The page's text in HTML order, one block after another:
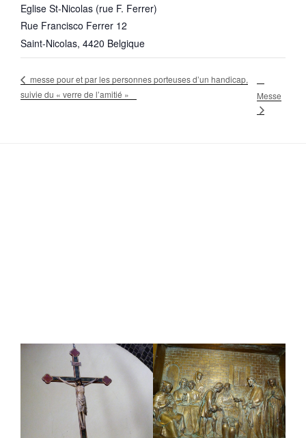
Eglise St-Nicolas (rue F. Ferrer)
Rue Francisco Ferrer 12
Saint-Nicolas, 4420 Belgique
messe pour et par les personnes porteuses d’un handicap,
suivie du « verre de l’amitié »
Messe